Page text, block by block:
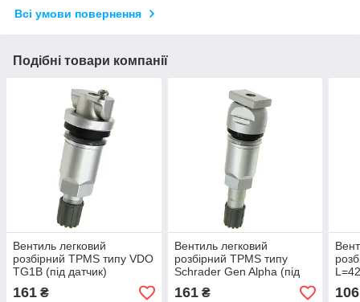
Всі умови повернення
Подібні товари компанії
Вентиль легковий
розбірний TPMS типу VDO
TG1B (під датчик)
161 ₴
Вентиль легковий
розбірний TPMS типу
Schrader Gen Alpha (під
датчик)
161₴ 106